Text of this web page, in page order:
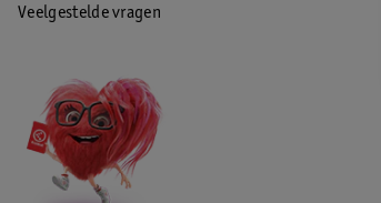
Veelgestelde vragen